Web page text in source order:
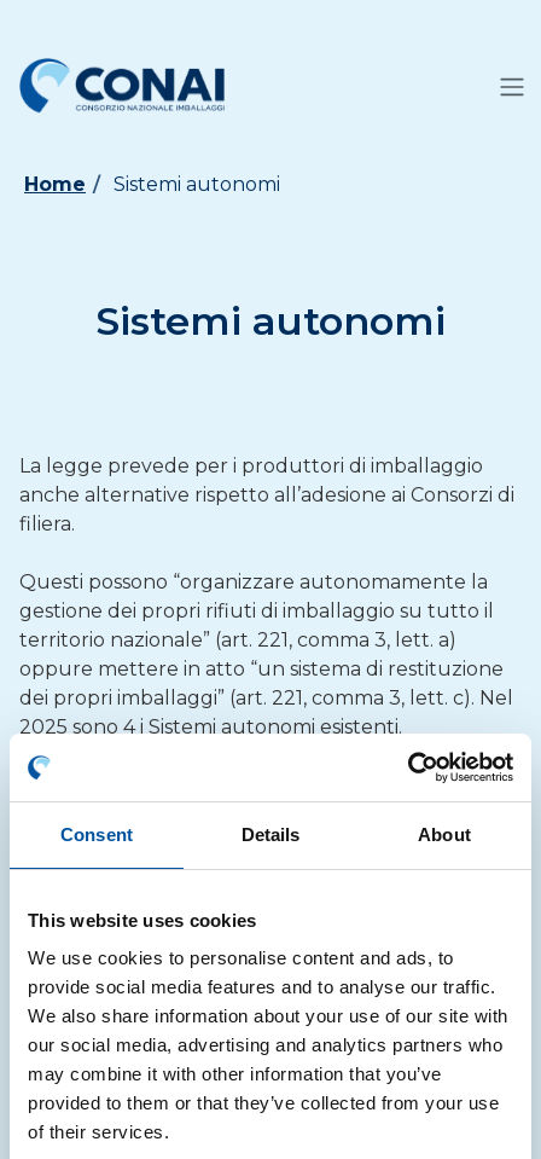
Consent Details About
This website uses cookies
We use cookies to personalise content and ads, to
provide social media features and to analyse our traffic.
We also share information about your use of our site with
our social media, advertising and analytics partners who
may combine it with other information that you’ve
provided to them or that they’ve collected from your use
of their services.
Home Sistemi autonomi
Sistemi autonomi
La legge prevede per i produttori di imballaggio
anche alternative rispetto all’adesione ai Consorzi di
filiera.
Questi possono “organizzare autonomamente la
gestione dei propri rifiuti di imballaggio su tutto il
territorio nazionale” (art. 221, comma 3, lett. a)
oppure mettere in atto “un sistema di restituzione
dei propri imballaggi” (art. 221, comma 3, lett. c). Nel
2025 sono 4 i Sistemi autonomi esistenti.
CONIP
Coripet